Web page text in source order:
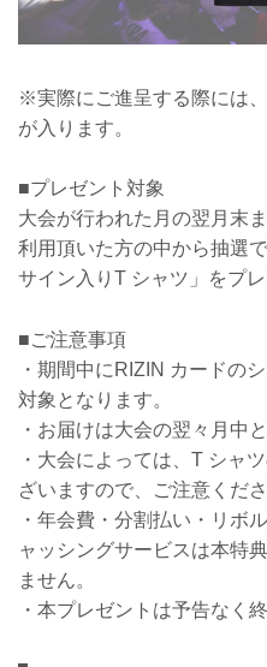
※実際にご進呈する際には
が入ります。
■プレゼント対象
大会が行われた月の翌月末
利用頂いた方の中から抽選
サイン入りT シャツ」をプレ
■ご注意事項
・期間中にRIZIN カードの
対象となります。
・お届けは大会の翌々月中
・大会によっては、T シャ
ざいますので、ご注意くださ
・年会費・分割払い・リボ
ャッシングサービスは本特
ません。
・本プレゼントは予告なく